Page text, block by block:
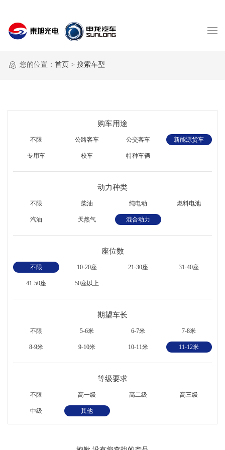
您的位置： 首页 > 搜索车型
购车用途
不限 公路客车 公交客车 新能源货车
专用车 校车 特种车辆
动力种类
不限 柴油 纯电动 燃料电池
汽油 天然气 混合动力
座位数
不限 10-20座 21-30座 31-40座
41-50座 50座以上
期望车长
不限 5-6米 6-7米 7-8米
8-9米 9-10米 10-11米 11-12米
等级要求
不限 高一级 高二级 高三级
中级 其他